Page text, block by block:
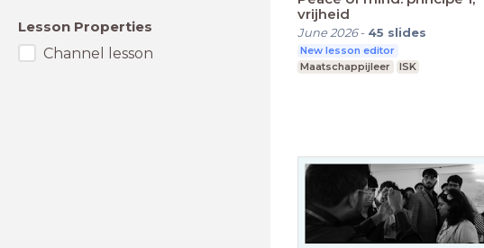
Lesson Properties
Channel lesson
vrijheid
June 2026- 45 slides
New lesson editor
Maatschappijleer
ISK